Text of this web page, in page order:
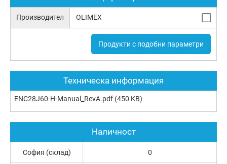
Производител OLIMEX
Продукти с подобни параметри
Техническа информация
ENC28J60-H-Manual_RevA.pdf (450 KB)
Наличност
София (склад) 0